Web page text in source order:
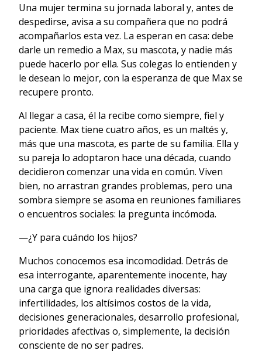
Una mujer termina su jornada laboral y, antes de
despedirse, avisa a su compañera que no podrá
acompañarlos esta vez. La esperan en casa: debe
darle un remedio a Max, su mascota, y nadie más
puede hacerlo por ella. Sus colegas lo entienden y
le desean lo mejor, con la esperanza de que Max se
recupere pronto.
Al llegar a casa, él la recibe como siempre, fiel y
paciente. Max tiene cuatro años, es un maltés y,
más que una mascota, es parte de su familia. Ella y
su pareja lo adoptaron hace una década, cuando
decidieron comenzar una vida en común. Viven
bien, no arrastran grandes problemas, pero una
sombra siempre se asoma en reuniones familiares
o encuentros sociales: la pregunta incómoda.
—¿Y para cuándo los hijos?
Muchos conocemos esa incomodidad. Detrás de
esa interrogante, aparentemente inocente, hay
una carga que ignora realidades diversas:
infertilidades, los altísimos costos de la vida,
decisiones generacionales, desarrollo profesional,
prioridades afectivas o, simplemente, la decisión
consciente de no ser padres.